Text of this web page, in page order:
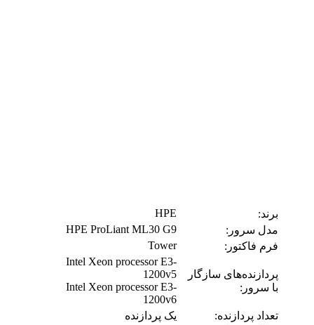
برند:
HPE
مدل سرور:
HPE ProLiant ML30 G9
فرم فاکتور:
Tower
پردازنده‌های سازگار
با سرور:
Intel Xeon processor E3-
1200v5
Intel Xeon processor E3-
1200v6
تعداد پردازنده:
یک پردازنده